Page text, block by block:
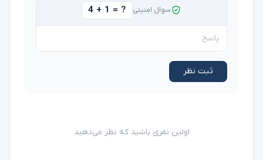
سوال امنیتی 4 + 1 = ?
ثبت نظر
اولین نفری باشید که نظر می‌دهید